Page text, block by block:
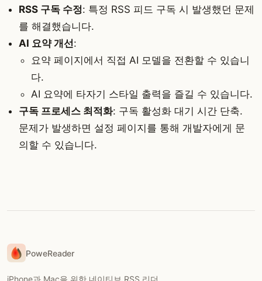
RSS 구독 수정: 특정 RSS 피드 구독 시 발생했던 문제
를 해결했습니다.
AI 요약 개선:
요약 페이지에서 직접 AI 모델을 전환할 수 있습니
다.
AI 요약에 타자기 스타일 출력을 즐길 수 있습니다.
구독 프로세스 최적화: 구독 활성화 대기 시간 단축.
문제가 발생하면 설정 페이지를 통해 개발자에게 문
의할 수 있습니다.
PoweReader